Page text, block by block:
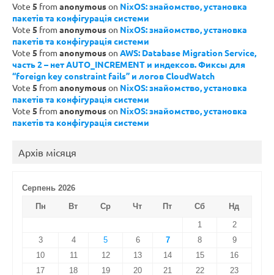
Vote 5 from anonymouson NixOS: знайомство, установка
пакетів та конфігурація системи
Vote 5 from anonymouson NixOS: знайомство, установка
пакетів та конфігурація системи
Vote 5 from anonymouson AWS: Database Migration Service,
часть 2 – нет AUTO_INCREMENT и индексов. Фиксы для
“foreign key constraint fails” и логов CloudWatch
Vote 5 from anonymouson NixOS: знайомство, установка
пакетів та конфігурація системи
Vote 5 from anonymouson NixOS: знайомство, установка
пакетів та конфігурація системи
Архів місяця
Серпень 2026
Пн
Вт Ср Чт Пт Сб
Нд
1
2
3
4 5 6 7 8
9
10
11 12 13 14 15
16
17
18 19 20 21 22 23